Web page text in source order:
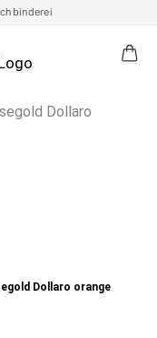
Dollaro